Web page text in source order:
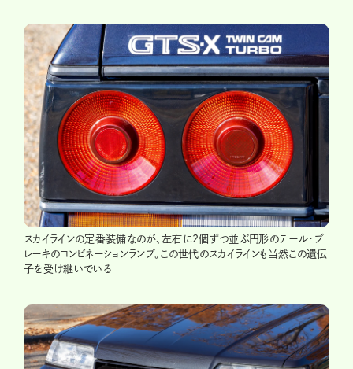
スカイラインの定番装備なのが、左右に2個ずつ並ぶ円形のテール・ブ
レーキのコンビネーションランプ。この世代のスカイラインも当然この遺伝
子を受け継いでいる